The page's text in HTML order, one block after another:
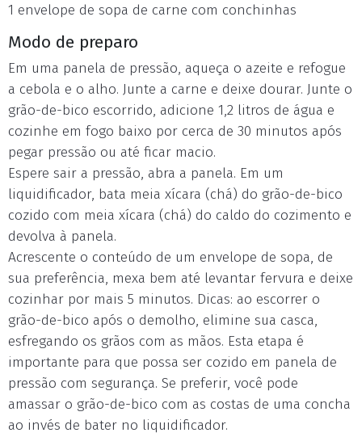
1 envelope de sopa de carne com conchinhas
Modo de preparo
Em uma panela de pressão, aqueça o azeite e refogue
a cebola e o alho. Junte a carne e deixe dourar. Junte o
grão-de-bico escorrido, adicione 1,2 litros de água e
cozinhe em fogo baixo por cerca de 30 minutos após
pegar pressão ou até ficar macio.
Espere sair a pressão, abra a panela. Em um
liquidificador, bata meia xícara (chá) do grão-de-bico
cozido com meia xícara (chá) do caldo do cozimento e
devolva à panela.
Acrescente o conteúdo de um envelope de sopa, de
sua preferência, mexa bem até levantar fervura e deixe
cozinhar por mais 5 minutos. Dicas: ao escorrer o
grão-de-bico após o demolho, elimine sua casca,
esfregando os grãos com as mãos. Esta etapa é
importante para que possa ser cozido em panela de
pressão com segurança. Se preferir, você pode
amassar o grão-de-bico com as costas de uma concha
ao invés de bater no liquidificador.